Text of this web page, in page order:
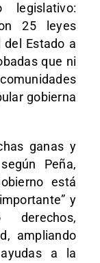
legislativo:
25 leyes
del Estado a
que ni
gobierna
ganas y
Peña,
está
y
derechos,
ampliando
a la